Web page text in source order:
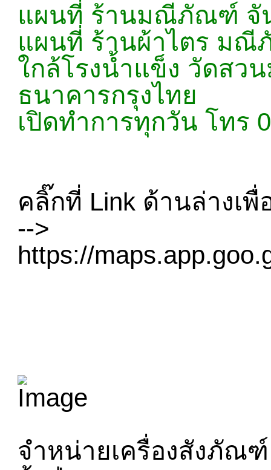
แผนที่ ร้านมณีภัณฑ์ จั
แผนที่ ร้านผ้าไตร ม
ใกล้โรงน้ำแข็ง วัดสว
ธนาคารกรุงไทย
เปิดทำการทุกวัน โทร
คลิ๊กที่ Link ด้านล่างเพื่
-->
https://
จำหน่ายเครื่องสังภัณฑ์